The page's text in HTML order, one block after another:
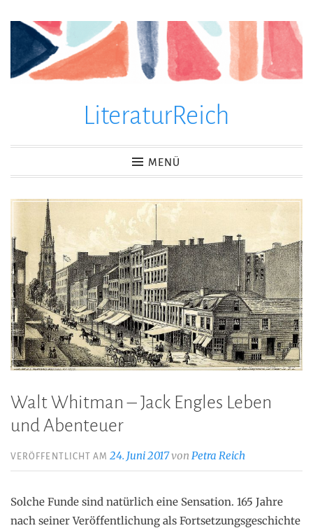
Zum
springen
LiteraturReich
MENÜ
Walt Whitman – Jack Engles Leben
und Abenteuer
VERÖFFENTLICHT AM24. Juni 2017von Petra Reich
Solche Funde sind natürlich eine Sensation. 165 Jahre
nach seiner Veröffentlichung als Fortsetzungsgeschichte